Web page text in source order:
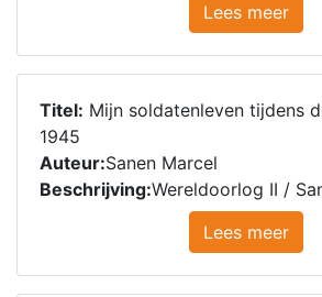
Lees meer
Titel: Mijn soldatenleven tijdens
1945
Auteur:Sanen Marcel
Beschrijving:Wereldoorlog II /
Lees meer